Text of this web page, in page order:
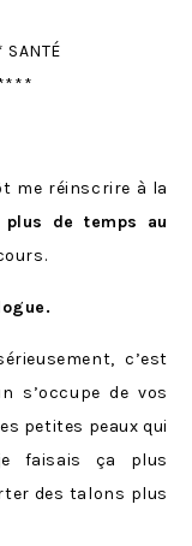
me réinscrire à la
plus de temps au
c’est
s’occupe de vos
petites peaux qui
faisais ça plus
des talons plus